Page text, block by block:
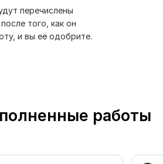
перечислены
того, как он
и вы её одобрите.
работы